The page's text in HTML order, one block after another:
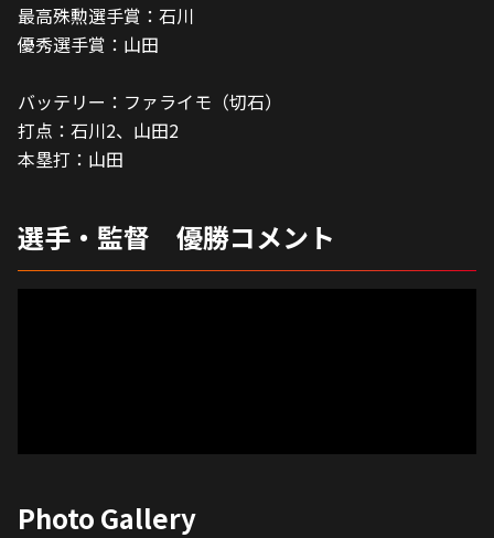
最高殊勲選手賞：石川
優秀選手賞：山田
バッテリー：ファライモ（切石）
打点：石川2、山田2
本塁打：山田
選手・監督 優勝コメント
Photo Gallery